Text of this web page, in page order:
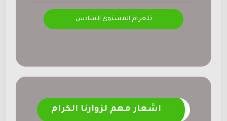
تلغرام المستوى السادس
اشعار مهم لزوارنا الكرام